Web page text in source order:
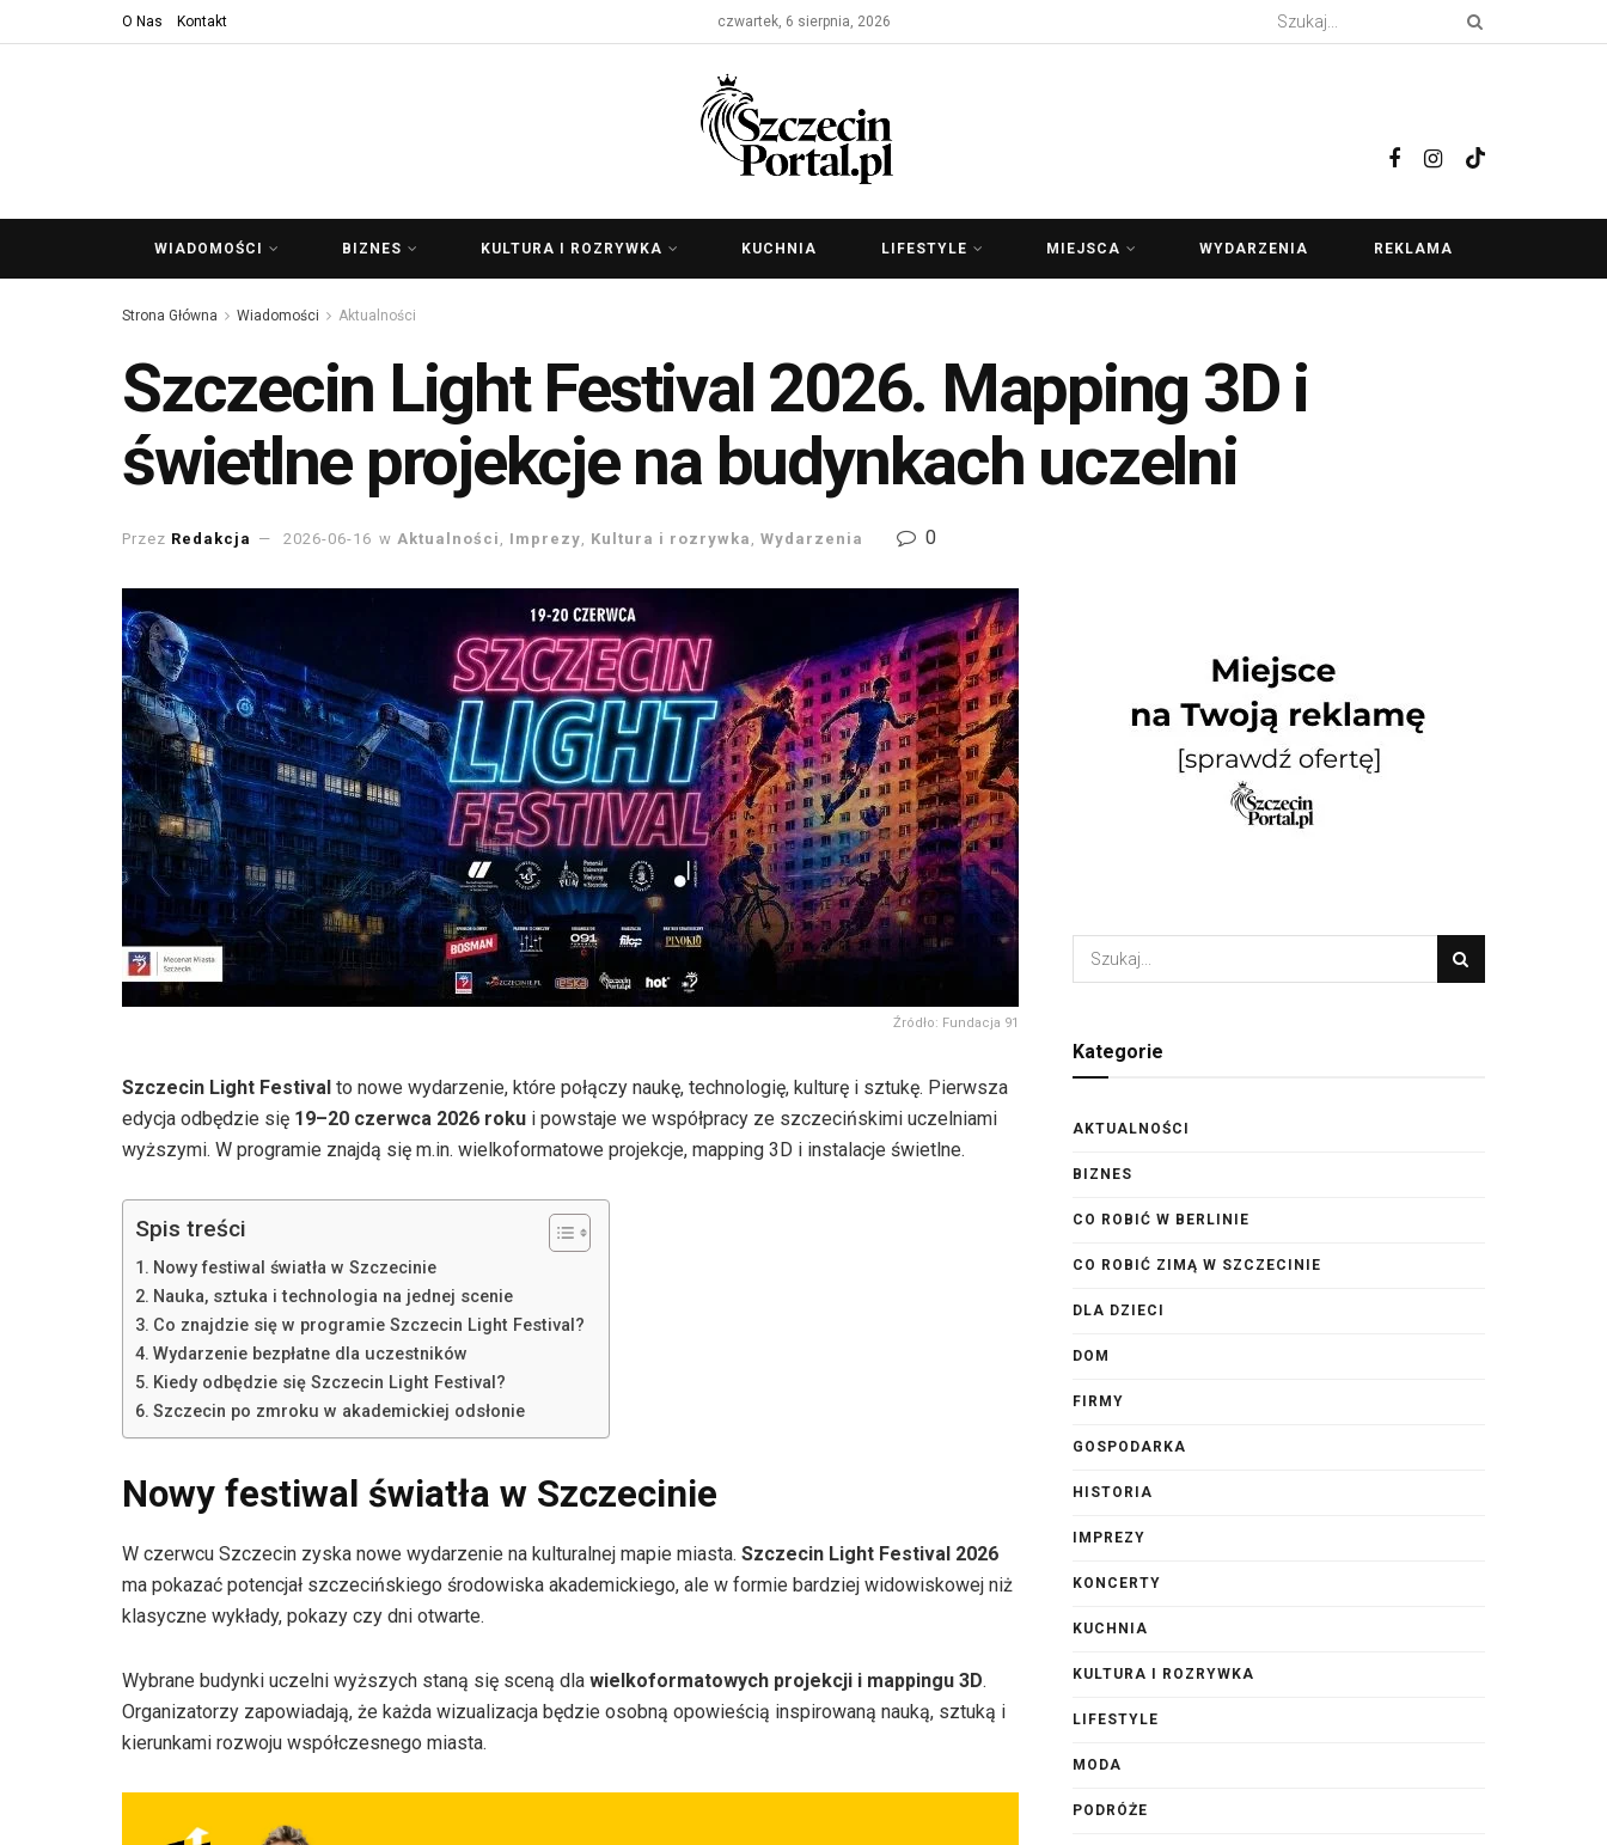
O Nas Kontakt czwartek, 6 sierpnia, 2026
WIADOMOŚCI BIZNES KULTURA I ROZRYWKA KUCHNIA LIFESTYLE MIEJSCA WYDARZENIA REKLAMA
Strona Główna Wiadomości Aktualności
Szczecin Light Festival 2026. Mapping 3D i
świetlne projekcje na budynkach uczelni
Przez Redakcja 2026-06-16 w Aktualności , Imprezy, Kultura i rozrywka , Wydarzenia 0
Źródło: Fundacja 91
Szczecin Light Festival to nowe wydarzenie, które połączy naukę, technologię, kulturę i sztukę. Pierwsza
edycja odbędzie się 19–20 czerwca 2026 roku i powstaje we współpracy ze szczecińskimi uczelniami
wyższymi. W programie znajdą się m.in. wielkoformatowe projekcje, mapping 3D i instalacje świetlne.
Spis treści
Nowy festiwal światła w Szczecinie
Nauka, sztuka i technologia na jednej scenie
Co znajdzie się w programie Szczecin Light Festival?
Wydarzenie bezpłatne dla uczestników
Kiedy odbędzie się Szczecin Light Festival?
Szczecin po zmroku w akademickiej odsłonie
Nowy festiwal światła w Szczecinie
W czerwcu Szczecin zyska nowe wydarzenie na kulturalnej mapie miasta. Szczecin Light Festival 2026
ma pokazać potencjał szczecińskiego środowiska akademickiego, ale w formie bardziej widowiskowej niż
klasyczne wykłady, pokazy czy dni otwarte.
Wybrane budynki uczelni wyższych staną się sceną dla wielkoformatowych projekcji i mappingu 3D.
Organizatorzy zapowiadają, że każda wizualizacja będzie osobną opowieścią inspirowaną nauką, sztuką i
kierunkami rozwoju współczesnego miasta.
Kategorie
AKTUALNOŚCI
BIZNES
CO ROBIĆ W BERLINIE
CO ROBIĆ ZIMĄ W SZCZECINIE
DLA DZIECI
DOM
FIRMY
GOSPODARKA
HISTORIA
IMPREZY
KONCERTY
KUCHNIA
KULTURA I ROZRYWKA
LIFESTYLE
MODA
PODRÓŻE